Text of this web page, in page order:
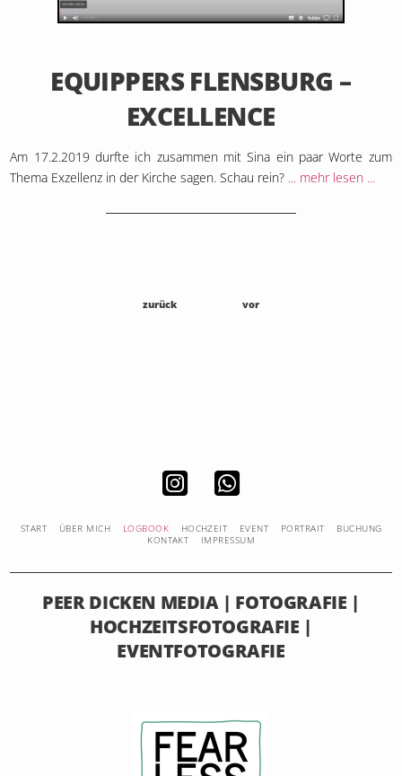
EQUIPPERS FLENSBURG –
EXCELLENCE
Am 17.2.2019 durfte ich zusammen mit Sina ein paar Worte zum
Thema Exzellenz in der Kirche sagen. Schau rein? ... mehr lesen ...
zurück vor
START ÜBER MICH LOGBOOK HOCHZEIT EVENT PORTRAIT
BUCHUNG
KONTAKT
IMPRESSUM
PEER DICKEN MEDIA | FOTOGRAFIE |
HOCHZEITSFOTOGRAFIE |
EVENTFOTOGRAFIE